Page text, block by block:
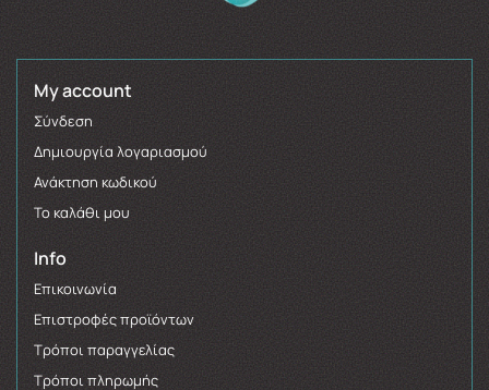
My account
Σύνδεση
Δημιουργία λογαριασμού
Ανάκτηση κωδικού
Το καλάθι μου
Info
Επικοινωνία
Επιστροφές προϊόντων
Τρόποι παραγγελίας
Τρόποι πληρωμής